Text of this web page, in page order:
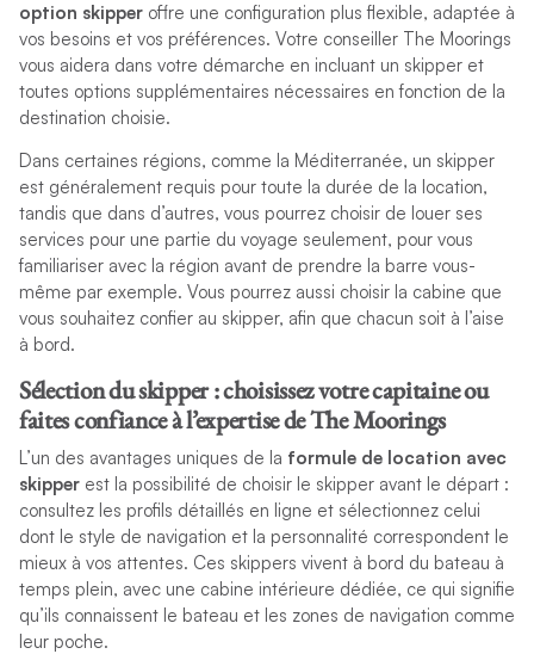
option skipperoffre une configuration plus flexible, adaptée à
vos besoins et vos préférences. Votre conseiller The Moorings
vous aidera dans votre démarche en incluant un skipper et
toutes options supplémentaires nécessaires en fonction de la
destination choisie.
Dans certaines régions, comme la Méditerranée, un skipper
est généralement requis pour toute la durée de la location,
tandis que dans d’autres, vous pourrez choisir de louer ses
services pour une partie du voyage seulement, pour vous
familiariser avec la région avant de prendre la barre vous-
même par exemple. Vous pourrez aussi choisir la cabine que
vous souhaitez confier au skipper, afin que chacun soit à l’aise
à bord.
Sélection du skipper : choisissez votre capitaine ou
faites confiance à l’expertise de The Moorings
L’un des avantages uniques de la formule de location avec
skipperest la possibilité de choisir le skipper avant le départ :
consultez les profils détaillés en ligne et sélectionnez celui
dont le style de navigation et la personnalité correspondent le
mieux à vos attentes. Ces skippers vivent à bord du bateau à
temps plein, avec une cabine intérieure dédiée, ce qui signifie
qu’ils connaissent le bateau et les zones de navigation comme
leur poche.